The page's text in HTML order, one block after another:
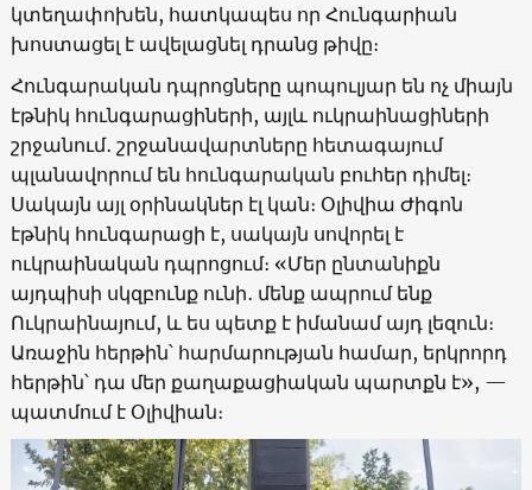
կտեղափոխեն, հատկապես որ Հունգարիան
խոստացել է ավելացնել դրանց թիվը։
Հունգարական դպրոցները պոպուլյար են ոչ միայն
էթնիկ հունգարացիների, այլև ուկրաինացիների
շրջանում․ շրջանավարտները հետագայում
պլանավորում են հունգարական բուհեր դիմել։
Սակայն այլ օրինակներ էլ կան։ Օլիվիա Ժիգոն
էթնիկ հունգարացի է, սակայն սովորել է
ուկրաինական դպրոցում։ «Մեր ընտանիքն
այդպիսի սկզբունք ունի․ մենք ապրում ենք
Ուկրաինայում, և ես պետք է իմանամ այդ լեզուն։
Առաջին հերթին՝ հարմարության համար, երկրորդ
հերթին՝ դա մեր քաղաքացիական պարտքն է», —
պատմում է Օլիվիան։